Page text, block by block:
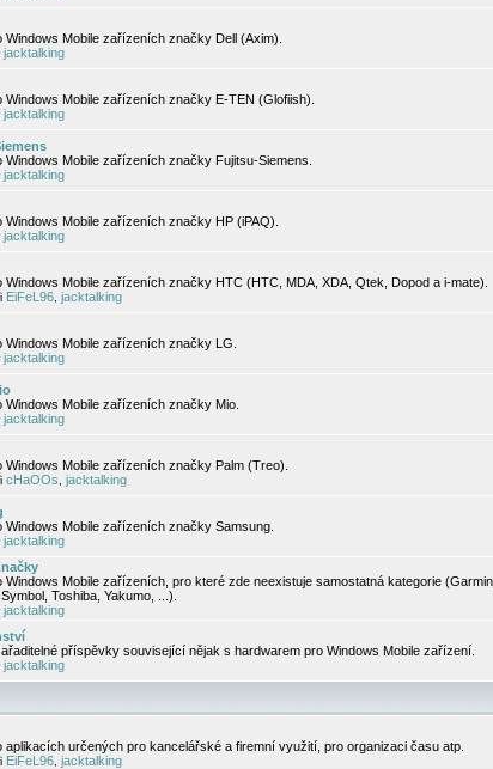
Windows Mobile zařízeních značky Dell (Axim).
jacktalking
Windows Mobile zařízeních značky E-TEN (Glofiish).
jacktalking
Windows Mobile zařízeních značky Fujitsu-Siemens.
jacktalking
Windows Mobile zařízeních značky HP (iPAQ).
jacktalking
Windows Mobile zařízeních značky HTC (HTC, MDA, XDA, Qtek, Dopod a i-mate).
EiFeL96 jacktalking
Windows Mobile zařízeních značky LG.
jacktalking
Windows Mobile zařízeních značky Mio.
jacktalking
Windows Mobile zařízeních značky Palm (Treo).
cHaOOs jacktalking
Windows Mobile zařízeních značky Samsung.
jacktalking
Windows Mobile zařízeních, pro které zde neexistuje samostatná kategorie
Toshiba, Yakumo, ...).
jacktalking
příspěvky související nějak s hardwarem pro Windows Mobile zařízení.
jacktalking
aplikacích určených pro kancelářské a firemní využití, pro organizaci času atp.
EiFeL96 jacktalking